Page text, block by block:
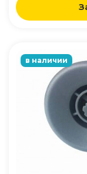
в наличии